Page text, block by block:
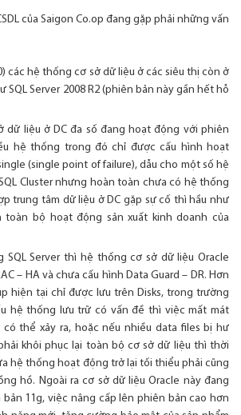
của Saigon Co.op đang gặp phải những vấn
các hệ thống cơ sở dữ liệu ở các siêu thị còn ở
SQL Server 2008 R2 (phiên bản này gần hết hỗ
dữ liệu ở DC đa số đang hoạt động với phiên
hệ thống trong đó chỉ được cấu hình hoạt
(single point of failure), dẫu cho một số hệ
Cluster nhưng hoàn toàn chưa có hệ thống
trung tâm dữ liệu ở DC gặp sự cố thì hầu như
toàn bộ hoạt động sản xuất kinh doanh của
SQL Server thì hệ thống cơ sở dữ liệu Oracle
– HA và chưa cấu hình Data Guard – DR. Hơn
hiện tại chỉ được lưu trên Disks, trong trường
hệ thống lưu trữ có vấn đề thì việc mất mát
thể xảy ra, hoặc nếu nhiều data files bị hư
khôi phục lại toàn bộ cơ sở dữ liệu thì thời
hệ thống hoạt động trở lại tối thiểu phải cũng
hồ. Ngoài ra cơ sở dữ liệu Oracle này đang
11g, việc nâng cấp lên phiên bản cao hơn